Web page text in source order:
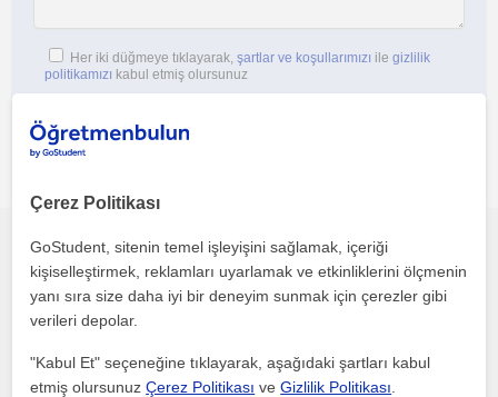
Her iki düğmeye tıklayarak, şartlar ve koşullarımızı ile gizlilik
politikamızı kabul etmiş olursunuz
Bu profili paylaş veya e-posta ile gönder
Hata bildir
Çerez Politikası
GoStudent, sitenin temel işleyişini sağlamak, içeriği
kişiselleştirmek, reklamları uyarlamak ve etkinliklerini ölçmenin
yanı sıra size daha iyi bir deneyim sunmak için çerezler gibi
verileri depolar.
"Kabul Et" seçeneğine tıklayarak, aşağıdaki şartları kabul
etmiş olursunuzÇerez Politikası veGizlilik Politikası